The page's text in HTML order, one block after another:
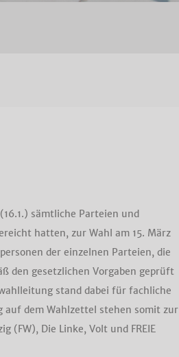
sämtliche Parteien und
hatten, zur Wahl am 15. März
der einzelnen Parteien, die
den gesetzlichen Vorgaben geprüft
stand dabei für fachliche
auf dem Wahlzettel stehen somit zur
(FW), Die Linke, Volt und FREIE